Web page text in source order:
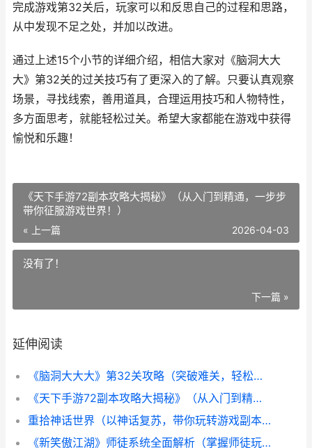
完成游戏第32关后，玩家可以和反思自己的过程和思路，
从中发现不足之处，并加以改进。
通过上述15个小节的详细介绍，相信大家对《脑洞大大
大》第32关的过关技巧有了更深入的了解。只要认真观察
场景，寻找线索，善用道具，合理运用技巧和人物特性，
多方面思考，就能轻松过关。希望大家都能在游戏中获得
愉悦和乐趣！
《天下手游72副本攻略大揭秘》（从入门到精通，一步步
带你征服游戏世界！）
« 上一篇 2026-04-03
没有了！
下一篇 »
延伸阅读
《脑洞大大大》第32关攻略（突破难关，轻松过关的秘诀！）
《天下手游72副本攻略大揭秘》（从入门到精通，一步步带你征服游戏世界！）
重拾神话世界（以神话复苏，带你玩转游戏副本，享受神话冒险的乐趣）
《新笑傲江湖》师徒系统全面解析（掌握师徒玩法，助你笑傲江湖）